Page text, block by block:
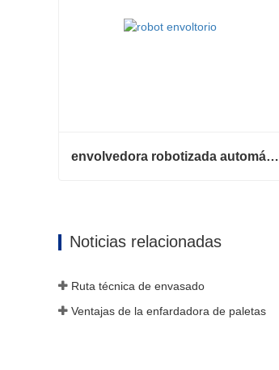
envolvedora robotizada automática
Noticias relacionadas
Ruta técnica de envasado
Ventajas de la enfardadora de paletas